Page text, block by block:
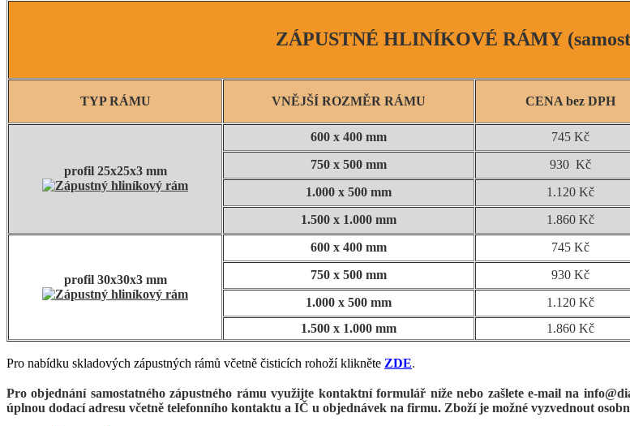
ZÁPUSTNÉ HLINÍKOVÉ RÁMY
TYP RÁMU VNĚJŠÍ ROZMĚR RÁMU CENA bez DPH
profil 25x25x3 mm
600 x 400 mm 745 Kč
750 x 500 mm
930 Kč
1.000 x 500 mm
1.120 Kč
1.500 x 1.000 mm
1.860 Kč
profil 30x30x3 mm
600 x 400 mm 745 Kč
750 x 500 mm
930 Kč
1.000 x 500 mm
1.120 Kč
1.500 x 1.000 mm
1.860 Kč
Pro nabídku skladových zápustných rámů včetně čisticích rohoží klikněte ZDE.
Pro objednání samostatného zápustného rámu využijte kontaktní formulář níže nebo zašlete e-mail na
úplnou dodací adresu včetně telefonního kontaktu a IČ u objednávek na firmu. Zboží je možné vyzvednout